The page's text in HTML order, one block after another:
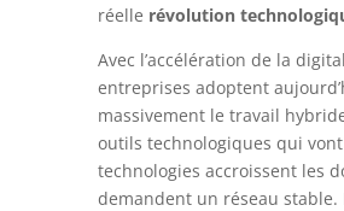
réelle révolution
Avec l’accélération de la
entreprises adoptent
massivement le travail
outils technologiques qui vont
technologies accroissent les
demandent un réseau stable.